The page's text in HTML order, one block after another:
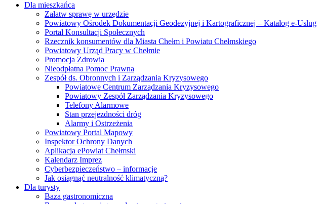
Dla mieszkańca
Załatw sprawę w urzędzie
Powiatowy Ośrodek Dokumentacji Geodezyjnej i Kartograficznej – Katalog e-Usług
Portal Konsultacji Społecznych
Rzecznik konsumentów dla Miasta Chełm i Powiatu Chełmskiego
Powiatowy Urząd Pracy w Chełmie
Promocja Zdrowia
Nieodpłatna Pomoc Prawna
Zespół ds. Obronnych i Zarządzania Kryzysowego
Powiatowe Centrum Zarządzania Kryzysowego
Powiatowy Zespół Zarządzania Kryzysowego
Telefony Alarmowe
Stan przejezdności dróg
Alarmy i Ostrzeżenia
Powiatowy Portal Mapowy
Inspektor Ochrony Danych
Aplikacja ePowiat Chełmski
Kalendarz Imprez
Cyberbezpieczeństwo – informacje
Jak osiągnąć neutralność klimatyczną?
Dla turysty
Baza gastronomiczna